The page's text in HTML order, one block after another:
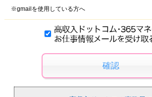
※gmailを使用している方へ